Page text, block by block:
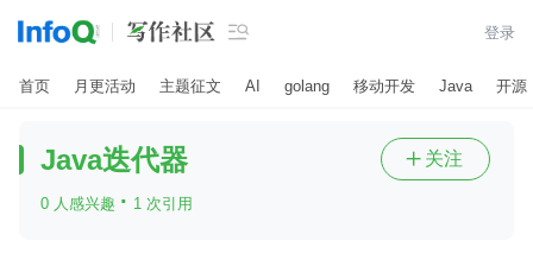
 登录
首页 月更活动 主题征文 AI golang 移动开发 Java 开源
Java迭代器
0 人感兴趣 · 1 次引用
 关注